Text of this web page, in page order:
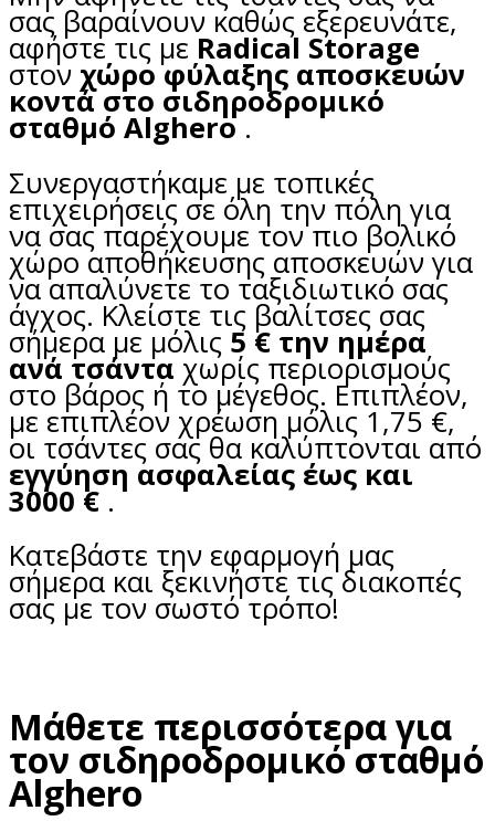
σας βαραίνουν καθώς εξερευνάτε,
αφήστε τις με Radical Storage
στον χώρο φύλαξης αποσκευών
κοντά στο σιδηροδρομικό
σταθμό Alghero .
Συνεργαστήκαμε με τοπικές
επιχειρήσεις σε όλη την πόλη για
να σας παρέχουμε τον πιο βολικό
χώρο αποθήκευσης αποσκευών για
να απαλύνετε το ταξιδιωτικό σας
άγχος. Κλείστε τις βαλίτσες σας
σήμερα με μόλις 5 € την ημέρα
ανά τσάντα χωρίς περιορισμούς
στο βάρος ή το μέγεθος. Επιπλέον,
με επιπλέον χρέωση μόλις 1,75 €,
οι τσάντες σας θα καλύπτονται από
εγγύηση ασφαλείας έως και
3000 € .
Κατεβάστε την εφαρμογή μας
σήμερα και ξεκινήστε τις διακοπές
σας με τον σωστό τρόπο!
Μάθετε περισσότερα για
τον σιδηροδρομικό σταθμό
Alghero